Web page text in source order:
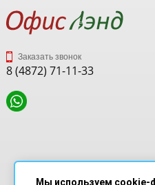
Заказать звонок
8 (4872) 71-11-33
Мы используем cookie-